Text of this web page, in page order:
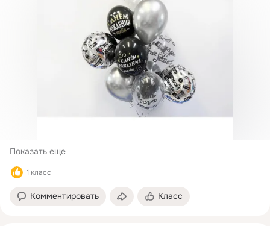
Показать еще
1 класс
Комментировать Класс